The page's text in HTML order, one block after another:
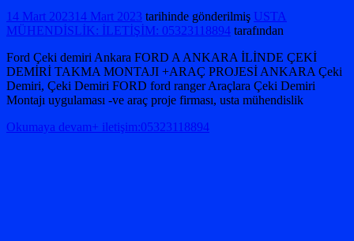
14 Mart 202314 Mart 2023 tarihinde gönderilmiş USTA
MÜHENDİSLİK: İLETİŞİM: 05323118894 tarafından
Ford Çeki demiri Ankara FORD A ANKARA İLİNDE ÇEKİ
DEMİRİ TAKMA MONTAJI +ARAÇ PROJESİ ANKARA Çeki
Demiri, Çeki Demiri FORD ford ranger Araçlara Çeki Demiri
Montajı uygulaması -ve araç proje firması, usta mühendislik
Okumaya devam+ iletişim:05323118894